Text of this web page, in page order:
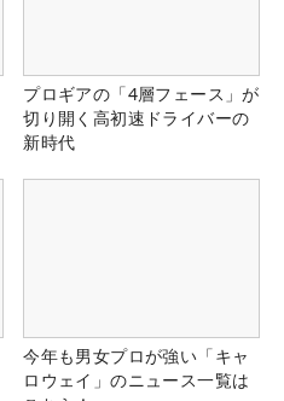
プロギアの「4層フェース」が
切り開く高初速ドライバーの
新時代
今年も男女プロが強い「キャ
ロウェイ」のニュース一覧は